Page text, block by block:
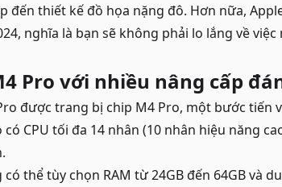
đến thiết kế đồ họa nặng đô. Hơn nữa,
nghĩa là bạn sẽ không phải lo lắng về
Pro với nhiều nâng cấp
được trang bị chip M4 Pro, một bước tiến
CPU tối đa 14 nhân (10 nhân hiệu năng
thể tùy chọn RAM từ 24GB đến 64GB và